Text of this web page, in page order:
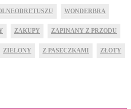
WONDERBRA
ZAKUPY ZAPINANY Z PRZODU
ZIELONY Z PASECZKAMI ZŁOTY